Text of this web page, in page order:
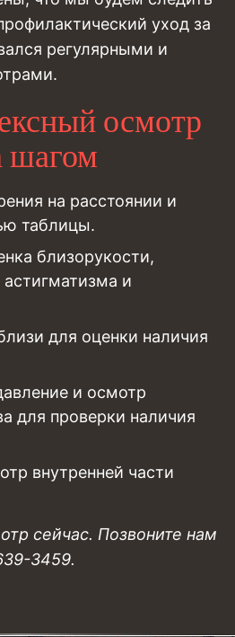
уход за
регулярными и
осмотр
шагом
на расстоянии и
таблицы.
близорукости,
и
для оценки наличия
и осмотр
для проверки наличия
внутренней части
сейчас. Позвоните нам
3459.